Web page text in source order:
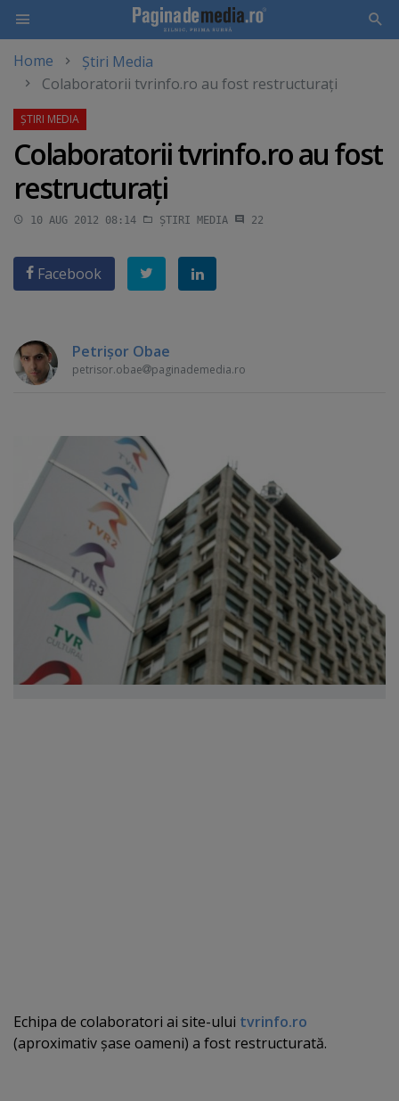
main
content
Home
Știri Media
Colaboratorii tvrinfo.ro au fost restructuraţi
Colaboratorii tvrinfo.ro au fost
restructuraţi
10 AUG 2012 08:14 ȘTIRI MEDIA 22
Facebook
Petrişor Obae
petrisor.obae paginademedia.ro
Echipa de colaboratori ai site-ului tvrinfo.ro
(aproximativ şase oameni) a fost restructurată.